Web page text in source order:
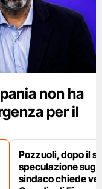
non ha
per il
Pozzuoli, dopo il
speculazione
sindaco chiede